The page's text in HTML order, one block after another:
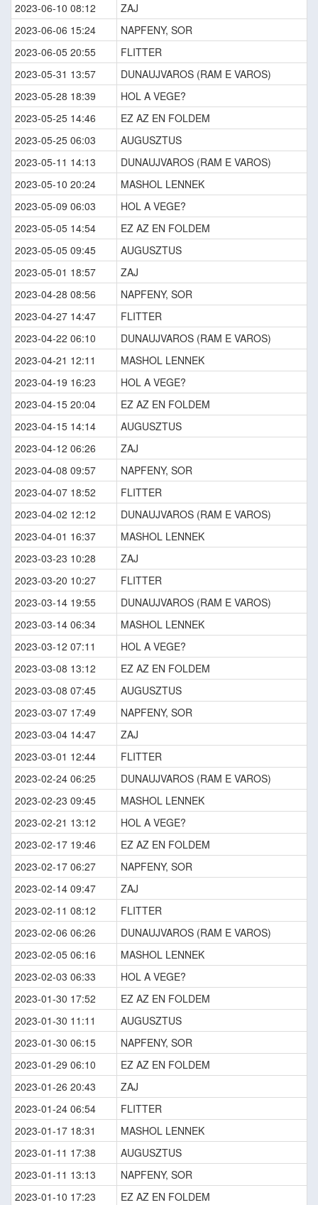
2023-06-10 08:12
ZAJ
2023-06-06 15:24
NAPFENY, SOR
2023-06-05 20:55
FLITTER
2023-05-31 13:57
DUNAUJVAROS (RAM E VAROS)
2023-05-28 18:39
HOL A VEGE?
2023-05-25 14:46
EZ AZ EN FOLDEM
2023-05-25 06:03
AUGUSZTUS
2023-05-11 14:13
DUNAUJVAROS (RAM E VAROS)
2023-05-10 20:24
MASHOL LENNEK
2023-05-09 06:03
HOL A VEGE?
2023-05-05 14:54
EZ AZ EN FOLDEM
2023-05-05 09:45
AUGUSZTUS
2023-05-01 18:57
ZAJ
2023-04-28 08:56
NAPFENY, SOR
2023-04-27 14:47
FLITTER
2023-04-22 06:10
DUNAUJVAROS (RAM E VAROS)
2023-04-21 12:11
MASHOL LENNEK
2023-04-19 16:23
HOL A VEGE?
2023-04-15 20:04
EZ AZ EN FOLDEM
2023-04-15 14:14
AUGUSZTUS
2023-04-12 06:26
ZAJ
2023-04-08 09:57
NAPFENY, SOR
2023-04-07 18:52
FLITTER
2023-04-02 12:12
DUNAUJVAROS (RAM E VAROS)
2023-04-01 16:37
MASHOL LENNEK
2023-03-23 10:28
ZAJ
2023-03-20 10:27
FLITTER
2023-03-14 19:55
DUNAUJVAROS (RAM E VAROS)
2023-03-14 06:34
MASHOL LENNEK
2023-03-12 07:11
HOL A VEGE?
2023-03-08 13:12
EZ AZ EN FOLDEM
2023-03-08 07:45
AUGUSZTUS
2023-03-07 17:49
NAPFENY, SOR
2023-03-04 14:47
ZAJ
2023-03-01 12:44
FLITTER
2023-02-24 06:25
DUNAUJVAROS (RAM E VAROS)
2023-02-23 09:45
MASHOL LENNEK
2023-02-21 13:12
HOL A VEGE?
2023-02-17 19:46
EZ AZ EN FOLDEM
2023-02-17 06:27
NAPFENY, SOR
2023-02-14 09:47
ZAJ
2023-02-11 08:12
FLITTER
2023-02-06 06:26
DUNAUJVAROS (RAM E VAROS)
2023-02-05 06:16
MASHOL LENNEK
2023-02-03 06:33
HOL A VEGE?
2023-01-30 17:52
EZ AZ EN FOLDEM
2023-01-30 11:11
AUGUSZTUS
2023-01-30 06:15
NAPFENY, SOR
2023-01-29 06:10
EZ AZ EN FOLDEM
2023-01-26 20:43
ZAJ
2023-01-24 06:54
FLITTER
2023-01-17 18:31
MASHOL LENNEK
2023-01-11 17:38
AUGUSZTUS
2023-01-11 13:13
NAPFENY, SOR
2023-01-10 17:23
EZ AZ EN FOLDEM